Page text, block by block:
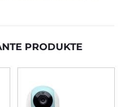
PRODUKTE